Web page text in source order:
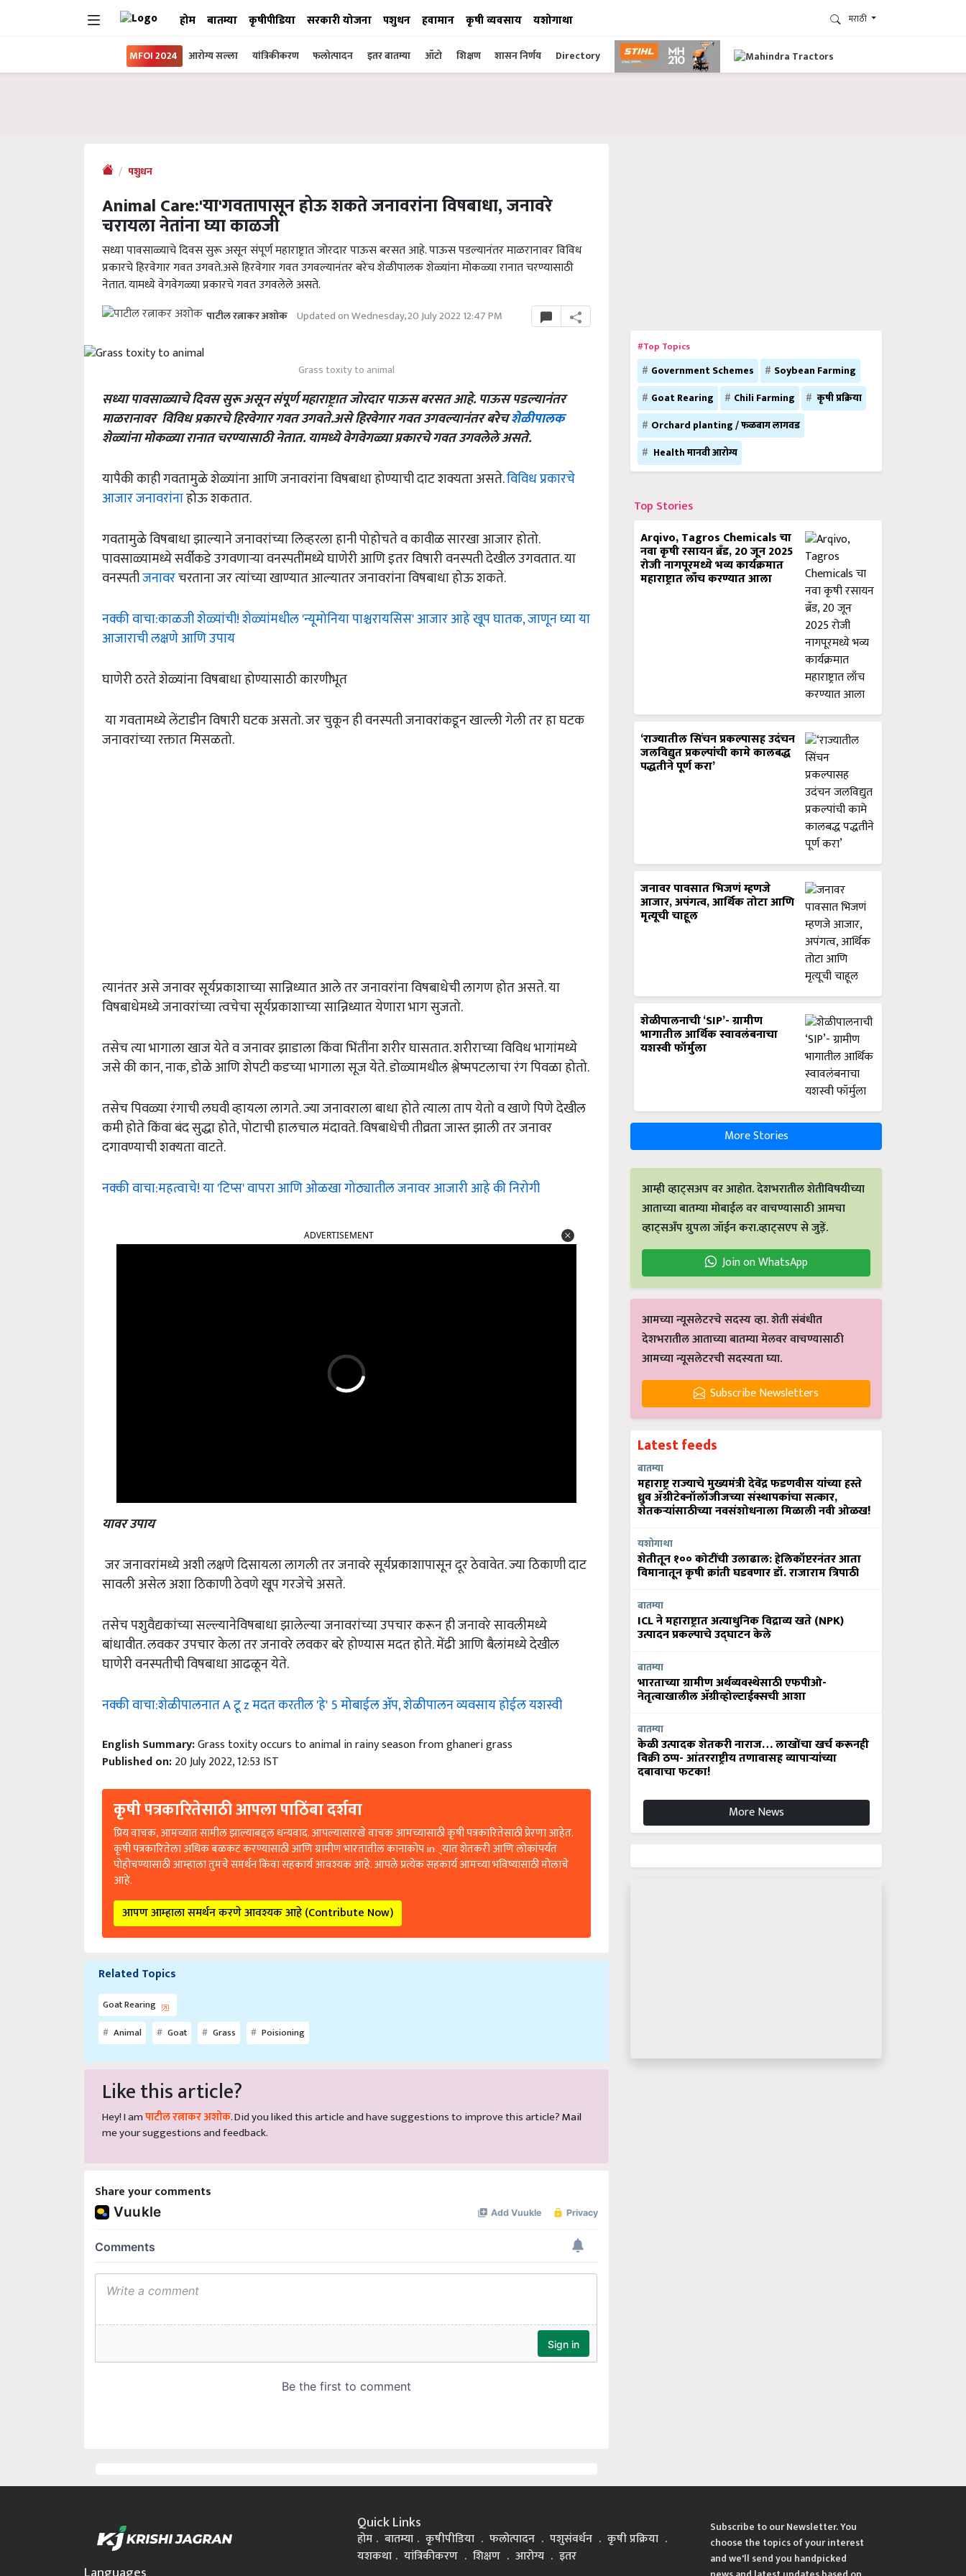
होम बातम्या कृषीपीडिया सरकारी योजना पशुधन हवामान कृषी व्यवसाय यशोगाथा मराठी
MFOI 2024 आरोग्य सल्ला यांत्रिकीकरण फलोत्पादन इतर बातम्या ऑटो शिक्षण शासन निर्णय Directory
पशुधन
Animal Care:'या'गवतापासून होऊ शकते जनावरांना विषबाधा, जनावरे
चरायला नेतांना घ्या काळजी
सध्या पावसाळ्याचे दिवस सुरू असून संपूर्ण महाराष्ट्रात जोरदार पाऊस बरसत आहे. पाऊस पडल्यानंतर माळरानावर विविध
प्रकारचे हिरवेगार गवत उगवते.असे हिरवेगार गवत उगवल्यानंतर बरेच शेळीपालक शेळ्यांना मोकळ्या रानात चरण्यासाठी
नेतात. यामध्ये वेगवेगळ्या प्रकारचे गवत उगवलेले असते.
पाटील रत्नाकर अशोक Updated on Wednesday, 20 July 2022 12:47 PM
Grass toxity to animal
सध्या पावसाळ्याचे दिवस सुरू असून संपूर्ण महाराष्ट्रात जोरदार पाऊस बरसत आहे. पाऊस पडल्यानंतर
माळरानावर विविध प्रकारचे हिरवेगार गवत उगवते.असे हिरवेगार गवत उगवल्यानंतर बरेचशेळीपालक
शेळ्यांना मोकळ्या रानात चरण्यासाठी नेतात. यामध्ये वेगवेगळ्या प्रकारचे गवत उगवलेले असते.
यापैकी काही गवतामुळे शेळ्यांना आणि जनावरांना विषबाधा होण्याची दाट शक्यता असते.विविध प्रकारचे
आजार जनावरांनाहोऊ शकतात.
गवतामुळे विषबाधा झाल्याने जनावरांच्या लिव्हरला हानी पोहोचते व कावीळ सारखा आजार होतो.
पावसाळ्यामध्ये सर्वीकडे उगवणार्‍या वनस्पतींमध्ये घाणेरी आणि इतर विषारी वनस्पती देखील उगवतात. या
वनस्पतीजनावरचरताना जर त्यांच्या खाण्यात आल्यातर जनावरांना विषबाधा होऊ शकते.
नक्की वाचा:काळजी शेळ्यांची! शेळ्यांमधील 'न्यूमोनिया पाश्चरायसिस' आजार आहे खूप घातक, जाणून घ्या या
आजाराची लक्षणे आणि उपाय
घाणेरी ठरते शेळ्यांना विषबाधा होण्यासाठी कारणीभूत
या गवतामध्ये लेंटाडीन विषारी घटक असतो. जर चुकून ही वनस्पती जनावरांकडून खाल्ली गेली तर हा घटक
जनावरांच्या रक्तात मिसळतो.
त्यानंतर असे जनावर सूर्यप्रकाशाच्या सान्निध्यात आले तर जनावरांना विषबाधेची लागण होत असते. या
विषबाधेमध्ये जनावरांच्या त्वचेचा सूर्यप्रकाशाच्या सान्निध्यात येणारा भाग सुजतो.
तसेच त्या भागाला खाज येते व जनावर झाडाला किंवा भिंतींना शरीर घासतात. शरीराच्या विविध भागांमध्ये
जसे की कान, नाक, डोळे आणि शेपटी कडच्या भागाला सूज येते. डोळ्यामधील श्लेष्मपटलाचा रंग पिवळा होतो.
तसेच पिवळ्या रंगाची लघवी व्हायला लागते. ज्या जनावराला बाधा होते त्याला ताप येतो व खाणे पिणे देखील
कमी होते किंवा बंद सुद्धा होते, पोटाची हालचाल मंदावते. विषबाधेची तीव्रता जास्त झाली तर जनावर
दगावण्याची शक्‍यता वाटते.
नक्की वाचा:महत्वाचे! या 'टिप्स' वापरा आणि ओळखा गोठ्यातील जनावर आजारी आहे की निरोगी
यावर उपाय
जर जनावरांमध्ये अशी लक्षणे दिसायला लागली तर जनावरे सूर्यप्रकाशापासून दूर ठेवावेत. ज्या ठिकाणी दाट
सावली असेल अशा ठिकाणी ठेवणे खूप गरजेचे असते.
तसेच पशुवैद्यकांच्या सल्ल्यानेविषबाधा झालेल्या जनावरांच्या उपचार करून ही जनावरे सावलीमध्ये
बांधावीत. लवकर उपचार केला तर जनावरे लवकर बरे होण्यास मदत होते. मेंढी आणि बैलांमध्ये देखील
घाणेरी वनस्पतीची विषबाधा आढळून येते.
नक्की वाचा:शेळीपालनात A टू z मदत करतील 'हे' 5 मोबाईल ॲप, शेळीपालन व्यवसाय होईल यशस्वी
English Summary: Grass toxity occurs to animal in rainy season from ghaneri grass
Published on: 20 July 2022, 12:53 IST
कृषी पत्रकारितेसाठी आपला पाठिंबा दर्शवा
प्रिय वाचक, आमच्यात सामील झाल्याबद्दल धन्यवाद. आपल्यासारखे वाचक आमच्यासाठी कृषी पत्रकारितेसाठी प्रेरणा आहेत.
कृषी पत्रकारितेला अधिक बळकट करण्यासाठी आणि ग्रामीण भारतातील कानाकोप in्यात शेतकरी आणि लोकांपर्यंत
पोहोचण्यासाठी आम्हाला तुमचे समर्थन किंवा सहकार्य आवश्यक आहे. आपले प्रत्येक सहकार्य आमच्या भविष्यासाठी मोलाचे
आहे.
आपण आम्हाला समर्थन करणे आवश्यक आहे (Contribute Now)
Related Topics
Goat Rearing
Animal
Goat Grass Poisioning
Like this article?
Hey! I am पाटील रत्नाकर अशोक . Did you liked this article and have suggestions to improve this article? Mail
me your suggestions and feedback.
Share your comments
#Top Topics
Government Schemes
Soybean Farming
Goat Rearing
Chili Farming
कृषी प्रक्रिया
Orchard planting / फळबाग लागवड
Health मानवी आरोग्य
Top Stories
Arqivo, Tagros Chemicals चा
नवा कृषी रसायन ब्रँड, 20 जून 2025
रोजी नागपूरमध्ये भव्य कार्यक्रमात
महाराष्ट्रात लाँच करण्यात आला
‘राज्यातील सिंचन प्रकल्पासह उदंचन
जलविद्युत प्रकल्पांची कामे कालबद्ध
पद्धतीने पूर्ण करा’
जनावर पावसात भिजणं म्हणजे
आजार, अपंगत्व, आर्थिक तोटा आणि
मृत्यूची चाहूल
शेळीपालनाची ‘SIP’- ग्रामीण
भागातील आर्थिक स्वावलंबनाचा
यशस्वी फॉर्मुला
More Stories
आम्ही व्हाट्सअप वर आहोत. देशभरातील शेतीविषयीच्या
आताच्या बातम्या मोबाईल वर वाचण्यासाठी आमचा
व्हाट्सअँप ग्रुपला जॉईन करा.व्हाट्सएप से जुड़ें.
Join on WhatsApp
आमच्या न्यूसलेटरचे सदस्य व्हा. शेती संबंधीत
देशभरातील आताच्या बातम्या मेलवर वाचण्यासाठी
आमच्या न्यूसलेटरची सदस्यता घ्या.
Subscribe Newsletters
Latest feeds
बातम्या
महाराष्ट्र राज्याचे मुख्यमंत्री देवेंद्र फडणवीस यांच्या हस्ते
ध्रुव ॲग्रीटेक्नॉलॉजीजच्या संस्थापकांचा सत्कार,
शेतकऱ्यांसाठीच्या नवसंशोधनाला मिळाली नवी ओळख!
यशोगाथा
शेतीतून १०० कोटींची उलाढाल: हेलिकॉप्टरनंतर आता
विमानातून कृषी क्रांती घडवणार डॉ. राजाराम त्रिपाठी
बातम्या
ICL ने महाराष्ट्रात अत्याधुनिक विद्राव्य खते (NPK)
उत्पादन प्रकल्पाचे उद्घाटन केले
बातम्या
भारताच्या ग्रामीण अर्थव्यवस्थेसाठी एफपीओ-
नेतृत्वाखालील अ‍ॅग्रीव्होल्टाईक्सची आशा
बातम्या
केळी उत्पादक शेतकरी नाराज… लाखोंचा खर्च करूनही
विक्री ठप्प- आंतरराष्ट्रीय तणावासह व्यापाऱ्यांच्या
दबावाचा फटका!
More News
Languages
Quick Links
होम बातम्या कृषीपीडिया फलोत्पादन पशुसंवर्धन
कृषी प्रक्रिया
यशकथा
यांत्रिकीकरण शिक्षण आरोग्य इतर
Subscribe to our Newsletter. You
choose the topics of your interest
and we'll send you handpicked
news and latest updates based on